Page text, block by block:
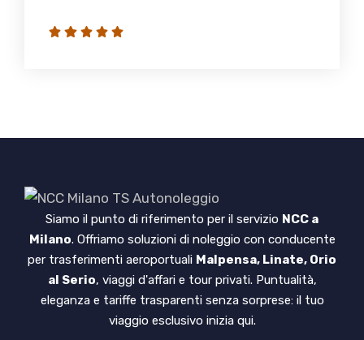
Siamo il punto di riferimento per il servizio NCC a
Milano. Offriamo soluzioni di noleggio con conducente
per trasferimenti aeroportuali Malpensa, Linate, Orio
al Serio, viaggi d'affari e tour privati. Puntualità,
eleganza e tariffe trasparenti senza sorprese: il tuo
viaggio esclusivo inizia qui.